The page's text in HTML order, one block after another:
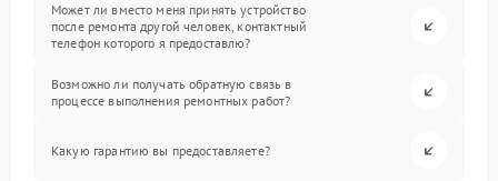
Может ли вместо меня принять устройство
после ремонта другой человек, контактный
телефон которого я предоставлю?
Возможно ли получать обратную связь в
процессе выполнения ремонтных работ?
Какую гарантию вы предоставляете?